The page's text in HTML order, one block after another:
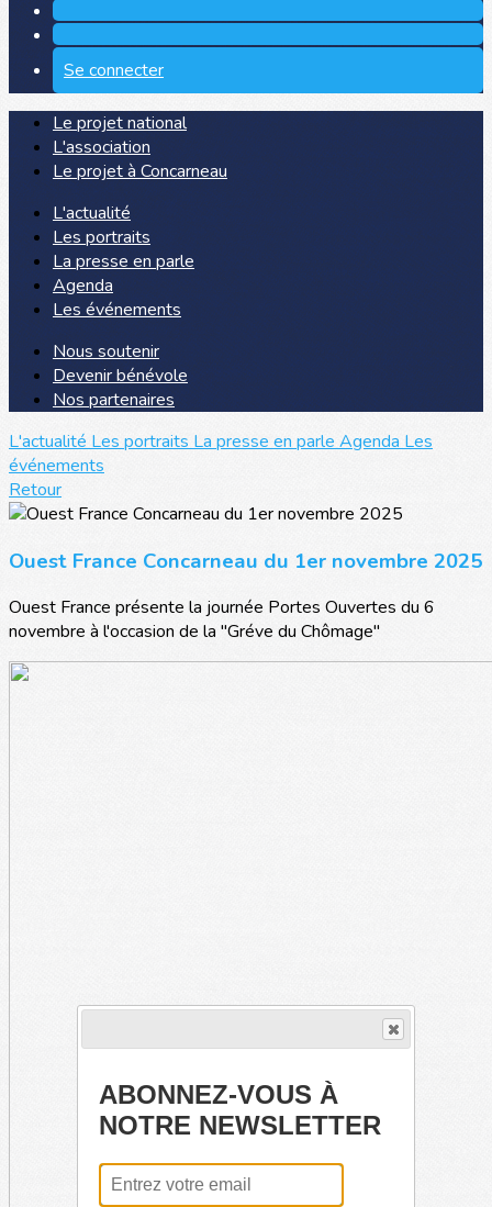
Se connecter
Le projet national
L'association
Le projet à Concarneau
L'actualité
Les portraits
La presse en parle
Agenda
Les événements
Nous soutenir
Devenir bénévole
Nos partenaires
L'actualité Les portraits La presse en parle Agenda Les
événements
Retour
Ouest France Concarneau du 1er novembre 2025
Ouest France présente la journée Portes Ouvertes du 6
novembre à l'occasion de la "Gréve du Chômage"
ABONNEZ-VOUS À
NOTRE NEWSLETTER